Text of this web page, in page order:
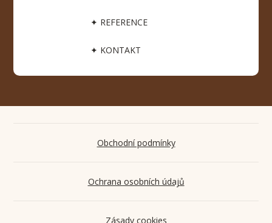
✦ REFERENCE
✦ KONTAKT
Obchodní podmínky
Ochrana osobních údajů
Zásady cookies